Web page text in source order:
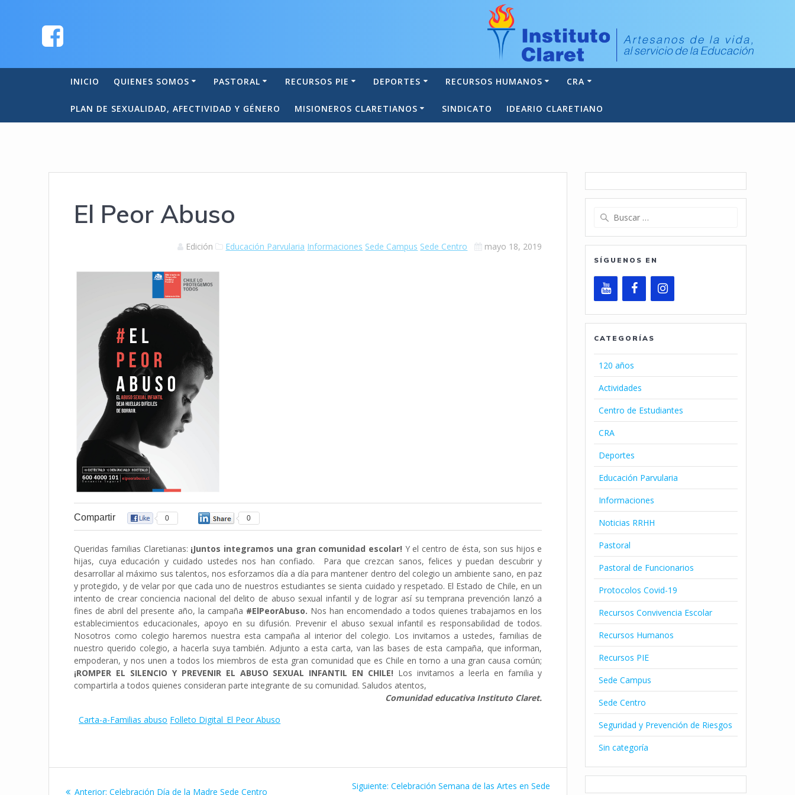
INICIO QUIENES SOMOS PASTORAL RECURSOS PIE DEPORTES RECURSOS HUMANOS CRA
PLAN DE SEXUALIDAD, AFECTIVIDAD Y GÉNERO MISIONEROS CLARETIANOS SINDICATO IDEARIO CLARETIANO
El Peor Abuso
Edición Educación Parvularia Informaciones Sede Campus Sede Centro mayo 18, 2019
Compartir 0 0
Queridas familias Claretianas: ¡Juntos integramos una gran comunidad escolar! Y el centro de ésta, son sus hijos e
hijas, cuya educación y cuidado ustedes nos han confiado. Para que crezcan sanos, felices y puedan descubrir y
desarrollar al máximo sus talentos, nos esforzamos día a día para mantener dentro del colegio un ambiente sano, en paz
y protegido, y de velar por que cada uno de nuestros estudiantes se sienta cuidado y respetado. El Estado de Chile, en un
intento de crear conciencia nacional del delito de abuso sexual infantil y de lograr así su temprana prevención lanzó a
fines de abril del presente año, la campaña #ElPeorAbuso. Nos han encomendado a todos quienes trabajamos en los
establecimientos educacionales, apoyo en su difusión. Prevenir el abuso sexual infantil es responsabilidad de todos.
Nosotros como colegio haremos nuestra esta campaña al interior del colegio. Los invitamos a ustedes, familias de
nuestro querido colegio, a hacerla suya también. Adjunto a esta carta, van las bases de esta campaña, que informan,
empoderan, y nos unen a todos los miembros de esta gran comunidad que es Chile en torno a una gran causa común;
¡ROMPER EL SILENCIO Y PREVENIR EL ABUSO SEXUAL INFANTIL EN CHILE! Los invitamos a leerla en familia y
compartirla a todos quienes consideran parte integrante de su comunidad. Saludos atentos,
Comunidad educativa Instituto Claret.
Carta-a-Familias abuso Folleto Digital_El Peor Abuso
Anterior: Entrada
Celebración Día de la Madre Sede Centro
Siguiente: Siguiente
Celebración Semana de las Artes en Sede
Buscar:
SÍGUENOS EN
CATEGORÍAS
120 años
Actividades
Centro de Estudiantes
CRA
Deportes
Educación Parvularia
Informaciones
Noticias RRHH
Pastoral
Pastoral de Funcionarios
Protocolos Covid-19
Recursos Convivencia Escolar
Recursos Humanos
Recursos PIE
Sede Campus
Sede Centro
Seguridad y Prevención de Riesgos
Sin categoría